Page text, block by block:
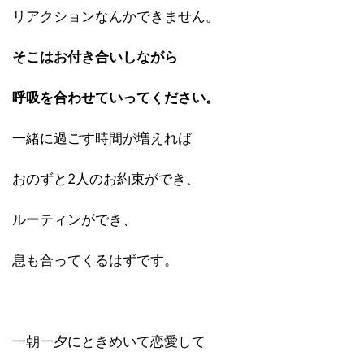
リアクションなんかできません。
そこはお付き合いしながら
呼吸を合わせていってください。
一緒に過ごす時間が増えれば
おのずと2人のお約束ができ、
ルーティンができ、
息も合ってくるはずです。
一朝一夕にときめいて恋愛して